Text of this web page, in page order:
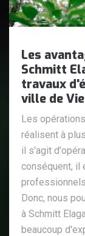
Les
Schmitt
travaux
ville de
Les
réalisent à
il s'agit
conséquent, il
Donc, nous
à Schmitt
beaucoup